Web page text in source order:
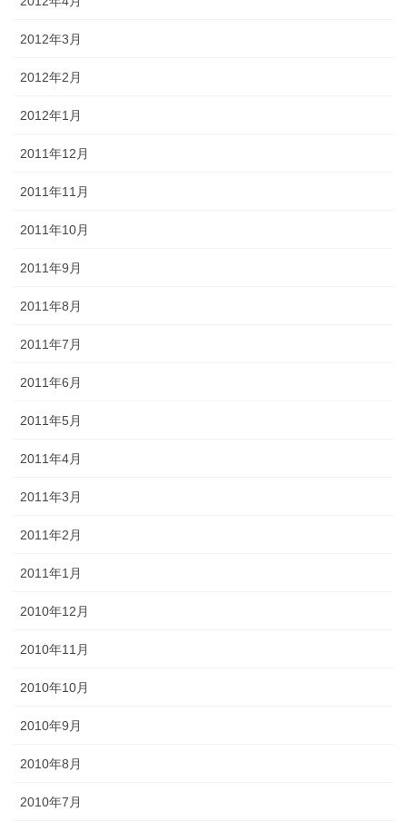
2012年3月
2012年2月
2012年1月
2011年12月
2011年11月
2011年10月
2011年9月
2011年8月
2011年7月
2011年6月
2011年5月
2011年4月
2011年3月
2011年2月
2011年1月
2010年12月
2010年11月
2010年10月
2010年9月
2010年8月
2010年7月